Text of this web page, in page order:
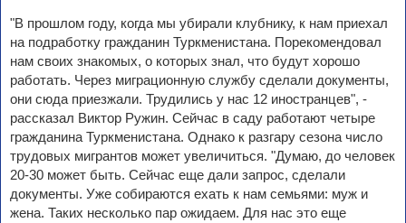
"В прошлом году, когда мы убирали клубнику, к нам приехал
на подработку гражданин Туркменистана. Порекомендовал
нам своих знакомых, о которых знал, что будут хорошо
работать. Через миграционную службу сделали документы,
они сюда приезжали. Трудились у нас 12 иностранцев", -
рассказал Виктор Ружин. Сейчас в саду работают четыре
гражданина Туркменистана. Однако к разгару сезона число
трудовых мигрантов может увеличиться. "Думаю, до человек
20-30 может быть. Сейчас еще дали запрос, сделали
документы. Уже собираются ехать к нам семьями: муж и
жена. Таких несколько пар ожидаем. Для нас это еще